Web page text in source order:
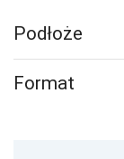
Podłoże
Format